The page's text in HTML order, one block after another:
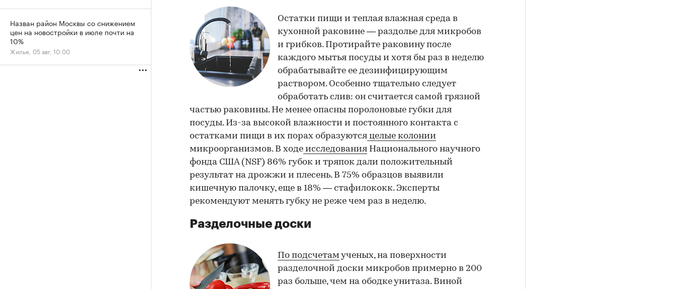
Остатки пищи и теплая влажная среда в
кухонной раковине — раздолье для микробов
и грибков. Протирайте раковину после
каждого мытья посуды и хотя бы раз в неделю
обрабатывайте ее дезинфицирующим
раствором. Особенно тщательно следует
обработать слив: он считается самой грязной
частью раковины. Не менее опасны поролоновые губки для
посуды. Из-за высокой влажности и постоянного контакта с
остатками пищи в их порах образуются целые колонии
микроорганизмов. В ходе исследования Национального научного
фонда США (NSF) 86% губок и тряпок дали положительный
результат на дрожжи и плесень. В 75% образцов выявили
кишечную палочку, еще в 18% — стафилококк. Эксперты
рекомендуют менять губку не реже чем раз в неделю.
Разделочные доски
По подсчетам ученых, на поверхности
разделочной доски микробов примерно в 200
раз больше, чем на ободке унитаза. Виной
Назван район Москвы со снижением
цен на новостройки в июле почти на
10%
Жилье, 05 авг, 10:00